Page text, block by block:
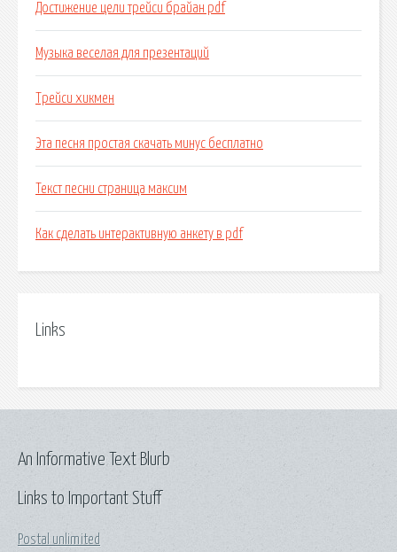
Достижение цели трейси брайан pdf
Музыка веселая для презентаций
Трейси хикмен
Эта песня простая скачать минус бесплатно
Текст песни страница максим
Как сделать интерактивную анкету в pdf
Links
Links to Important Stuff
Postal unlimited
An Informative Text Blurb